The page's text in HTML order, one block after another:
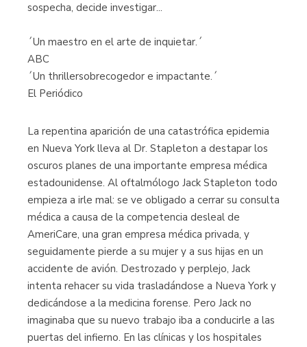
sospecha, decide investigar...
´Un maestro en el arte de inquietar.´
ABC
´Un thrillersobrecogedor e impactante.´
El Periódico
La repentina aparición de una catastrófica epidemia
en Nueva York lleva al Dr. Stapleton a destapar los
oscuros planes de una importante empresa médica
estadounidense. Al oftalmólogo Jack Stapleton todo
empieza a irle mal: se ve obligado a cerrar su consulta
médica a causa de la competencia desleal de
AmeriCare, una gran empresa médica privada, y
seguidamente pierde a su mujer y a sus hijas en un
accidente de avión. Destrozado y perplejo, Jack
intenta rehacer su vida trasladándose a Nueva York y
dedicándose a la medicina forense. Pero Jack no
imaginaba que su nuevo trabajo iba a conducirle a las
puertas del infierno. En las clínicas y los hospitales